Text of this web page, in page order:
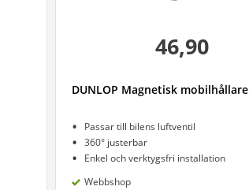
46,90
DUNLOP Magnetisk mobilhållare
Passar till bilens luftventil
360° justerbar
Enkel och verktygsfri installation
Webbshop